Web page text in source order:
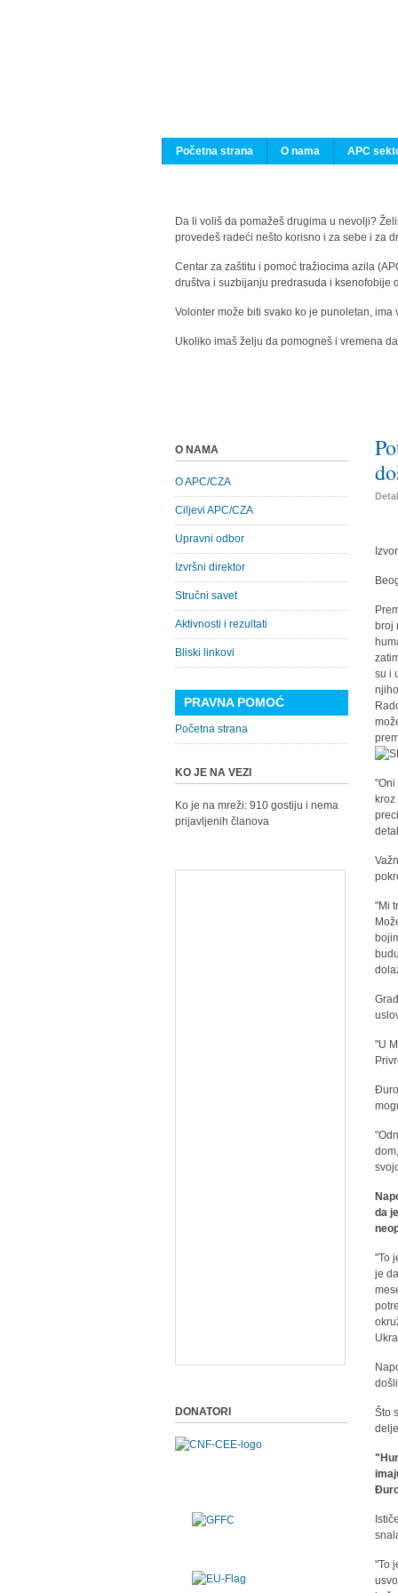
Početna strana O nama APC
Da li voliš da pomažeš drugima u nevolji?
provedeš radeći nešto korisno i za sebe i za
Centar za zaštitu i pomoć tražiocima azila
društva i suzbijanju predrasuda i ksenofobije
Volonter može biti svako ko je punoletan,
Ukoliko imaš želju da pomogneš i vremena
broj
su i
"Mi
"U
da
"To
je
Što
"To
O NAMA
O APC/CZA
Ciljevi APC/CZA
Upravni odbor
Izvršni direktor
Stručni savet
Aktivnosti i rezultati
Bliski linkovi
PRAVNA POMOĆ
Početna strana
KO JE NA VEZI
Ko je na mreži: 910 gostiju i nema
prijavljenih članova
DONATORI